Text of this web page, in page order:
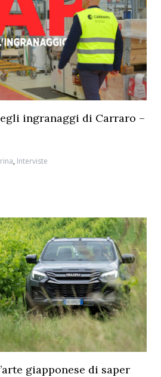
ingranaggi di Carraro –
, Interviste
giapponese di saper